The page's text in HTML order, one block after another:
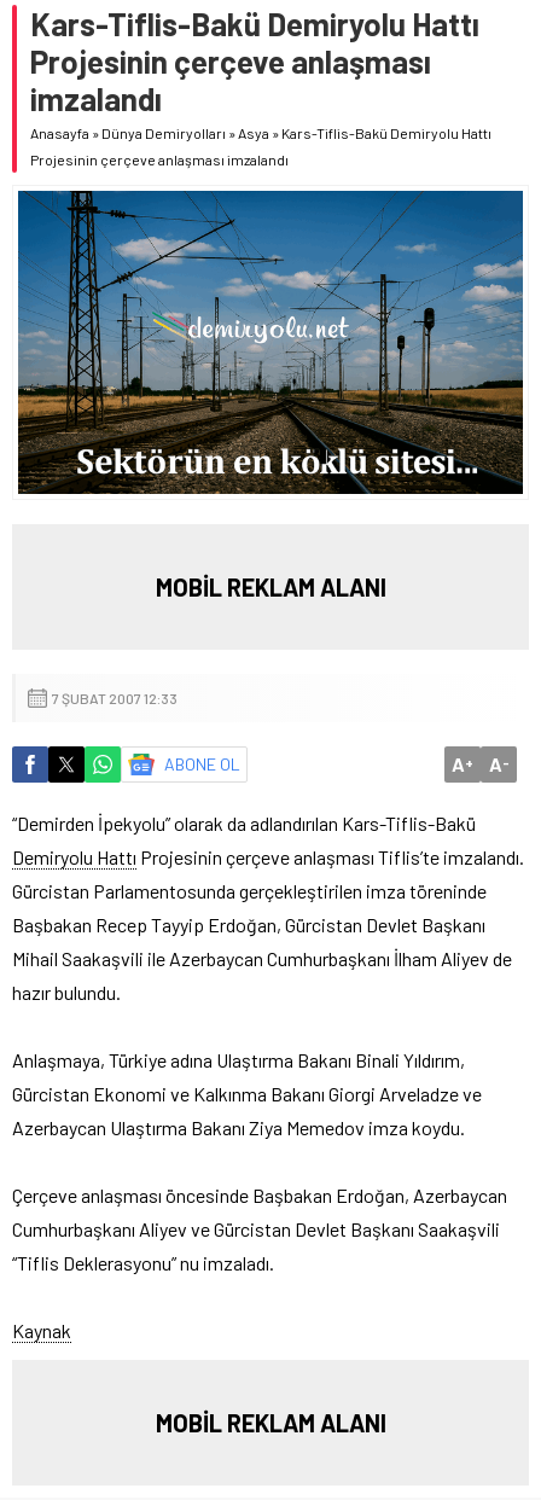
Kars-Tiflis-Bakü Demiryolu Hattı
Projesinin çerçeve anlaşması
imzalandı
Anasayfa » Dünya Demiryolları »Asya » Kars-Tiflis-Bakü Demiryolu Hattı
Projesinin çerçeve anlaşması imzalandı
MOBİL REKLAM ALANI
7 ŞUBAT 2007 12:33
ABONE OL A+ A-
“Demirden İpekyolu” olarak da adlandırılan Kars-Tiflis-Bakü
Demiryolu Hattı Projesinin çerçeve anlaşması Tiflis’te imzalandı.
Gürcistan Parlamentosunda gerçekleştirilen imza töreninde
Başbakan Recep Tayyip Erdoğan, Gürcistan Devlet Başkanı
Mihail Saakaşvili ile Azerbaycan Cumhurbaşkanı İlham Aliyev de
hazır bulundu.
Anlaşmaya, Türkiye adına Ulaştırma Bakanı Binali Yıldırım,
Gürcistan Ekonomi ve Kalkınma Bakanı Giorgi Arveladze ve
Azerbaycan Ulaştırma Bakanı Ziya Memedov imza koydu.
Çerçeve anlaşması öncesinde Başbakan Erdoğan, Azerbaycan
Cumhurbaşkanı Aliyev ve Gürcistan Devlet Başkanı Saakaşvili
“Tiflis Deklerasyonu” nu imzaladı.
Kaynak
MOBİL REKLAM ALANI